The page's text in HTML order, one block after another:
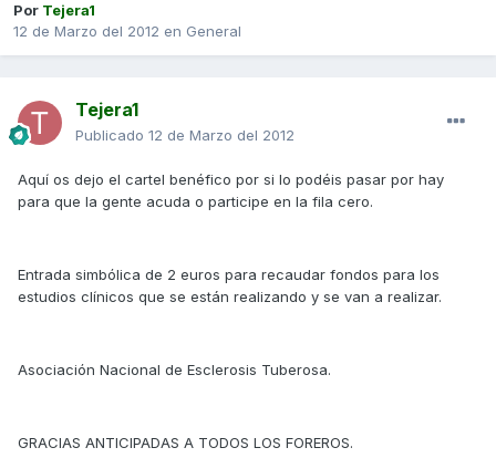
Por Tejera1
12 de Marzo del 2012 en General
Tejera1
Publicado 12 de Marzo del 2012
Aquí os dejo el cartel benéfico por si lo podéis pasar por hay
para que la gente acuda o participe en la fila cero.
Entrada simbólica de 2 euros para recaudar fondos para los
estudios clínicos que se están realizando y se van a realizar.
Asociación Nacional de Esclerosis Tuberosa.
GRACIAS ANTICIPADAS A TODOS LOS FOREROS.